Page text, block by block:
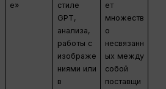
e»
стиле
GPT,
анализа,
работы с
изображе
ниями или
в
ет
множеств
о
несвязанн
ых между
собой
поставщи